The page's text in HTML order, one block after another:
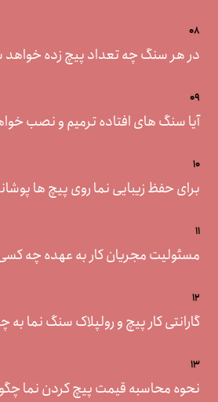
08
در هر سنگ چه تعداد پیچ زده
09
آیا سنگ های افتاده ترمیم و نصب
10
برای حفظ زیبایی نما روی پیچ ها
11
مسئولیت مجریان کار به عهده چه
12
گارانتی کار پیچ و رولپلاک سنگ نما
13
نحوه محاسبه قیمت پیچ کردن نما